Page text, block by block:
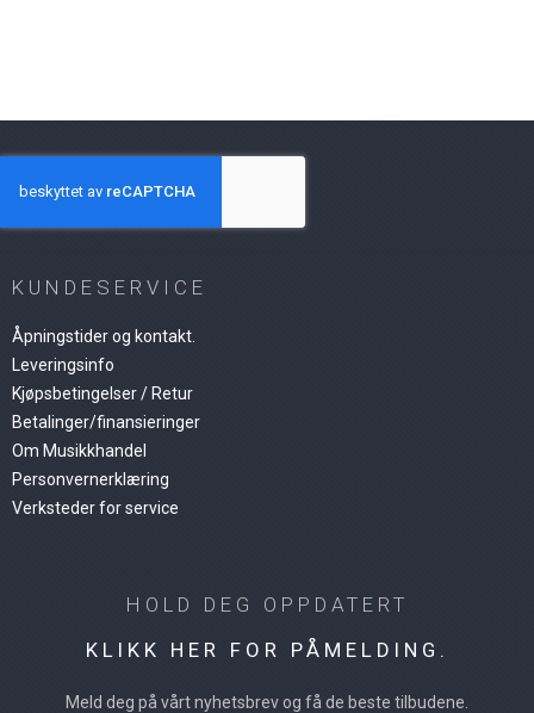
KUNDESERVICE
Åpningstider og kontakt.
Leveringsinfo
Kjøpsbetingelser / Retur
Betalinger/finansieringer
Om Musikkhandel
Personvernerklæring
Verksteder for service
HOLD DEG OPPDATERT
KLIKK HER FOR PÅMELDING.
Meld deg på vårt nyhetsbrev og få de beste tilbudene.